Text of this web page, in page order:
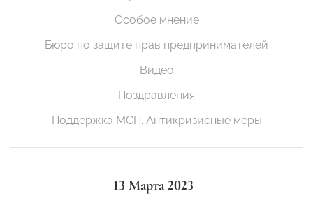
Особое мнение
Бюро по защите прав предпринимателей
Видео
Поздравления
Поддержка МСП. Антикризисные меры
13 Марта 2023